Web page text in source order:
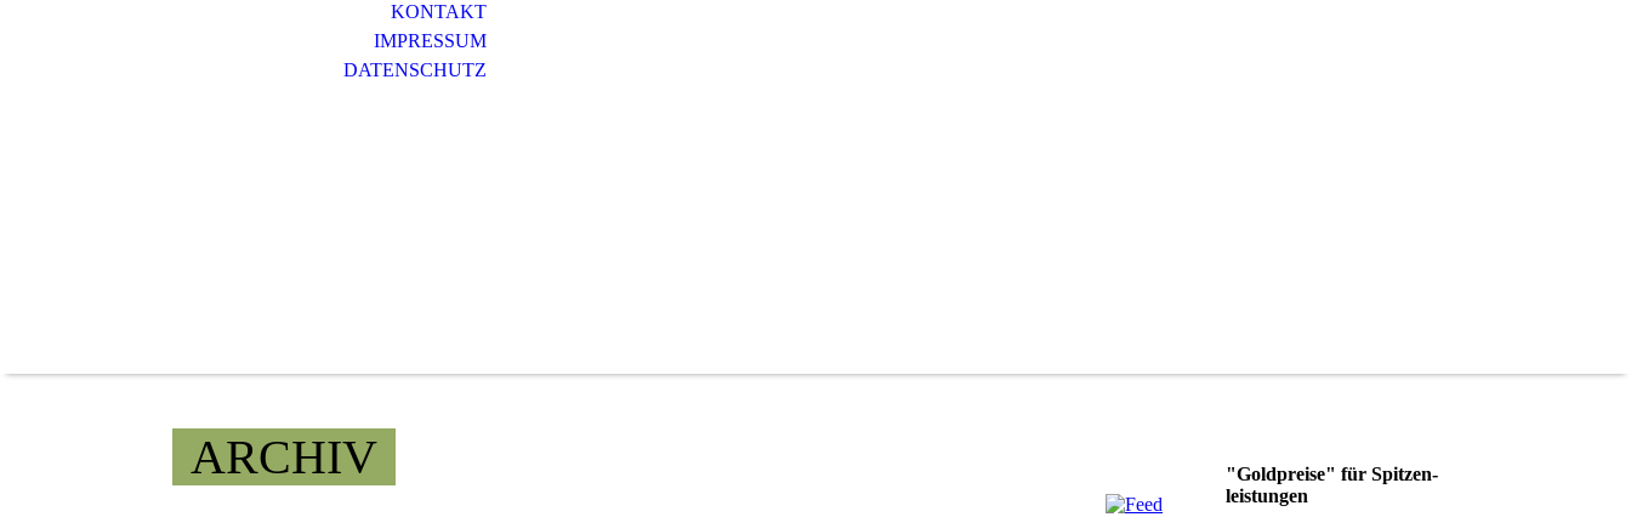
KONTAKT
IMPRESSUM
DATENSCHUTZ
ARCHIV
"Goldpreise" für Spitzen-
leistungen